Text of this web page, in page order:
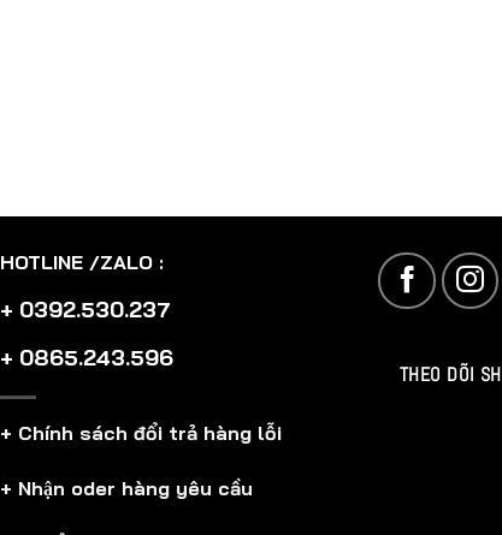
HOTLINE /ZALO :
+ 0392.530.237
+ 0865.243.596
+ Chính sách đổi trả hàng lỗi
+ Nhận oder hàng yêu cầu
THEO DÕI